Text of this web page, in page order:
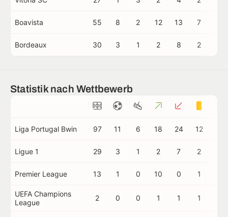
Boavista 55 8 2 12 13 7
Bordeaux 30 3 1 2 8 2
Statistik nach Wettbewerb
Liga Portugal Bwin 97 11 6 18 24 12
Ligue 1 29 3 1 2 7 2
Premier League 13 1 0 10 0 1
UEFA Champions
League
2 0 0 1 1 1